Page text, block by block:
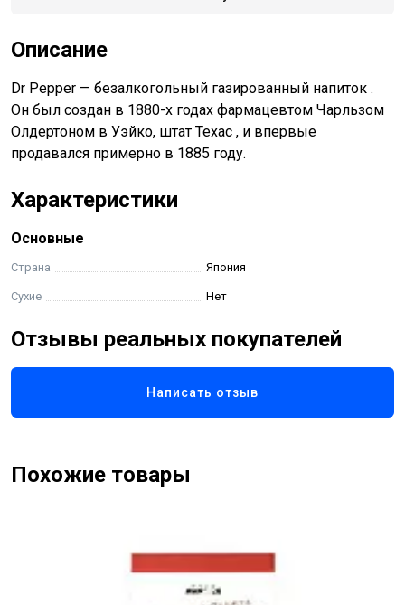
Описание
Dr Pepper — безалкогольный газированный напиток .
Он был создан в 1880-х годах фармацевтом Чарльзом
Олдертоном в Уэйко, штат Техас , и впервые
продавался примерно в 1885 году.
Характеристики
Основные
Страна Япония
Сухие Нет
Отзывы реальных покупателей
Написать отзыв
Похожие товары